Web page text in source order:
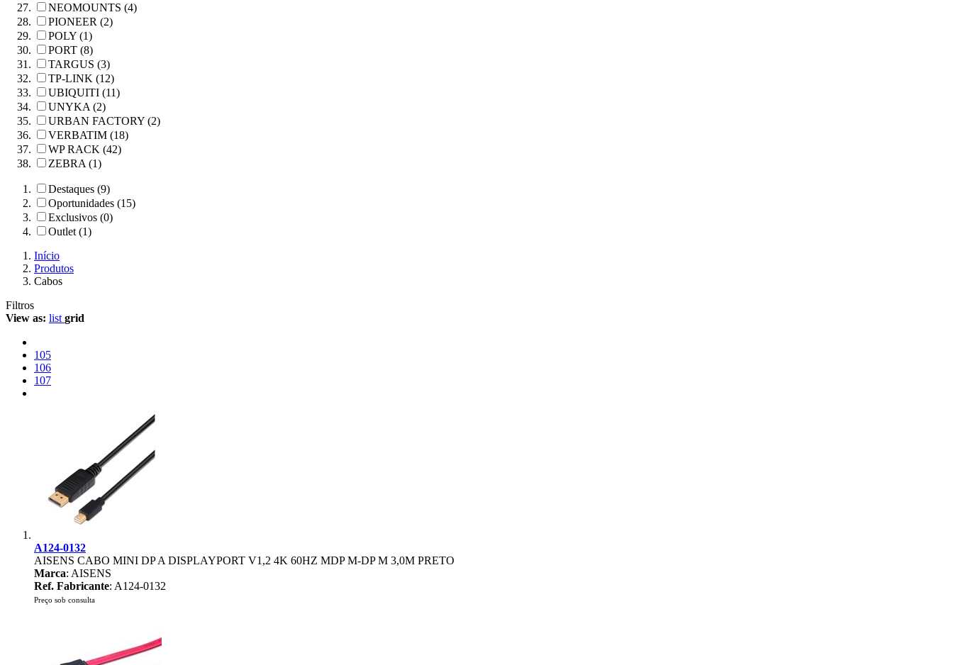
NEOMOUNTS (4)
PIONEER (2)
POLY (1)
PORT (8)
TARGUS (3)
TP-LINK (12)
UBIQUITI (11)
UNYKA (2)
URBAN FACTORY (2)
VERBATIM (18)
WP RACK (42)
ZEBRA (1)
Destaques (9)
Oportunidades (15)
Exclusivos (0)
Outlet (1)
Início
Produtos
Cabos
Filtros
View as: list grid
105
106
107
A124-0132
AISENS CABO MINI DP A DISPLAYPORT V1,2 4K 60HZ MDP M-DP M 3,0M PRETO
Marca: AISENS
Ref. Fabricante: A124-0132
Preço sob consulta